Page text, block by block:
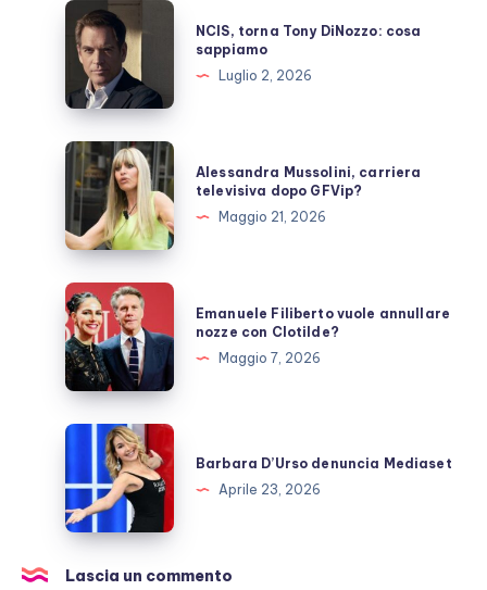
NCIS,
torna
Tony
DiNozzo:
cosa
sappiamo
NCIS, torna Tony DiNozzo: cosa
sappiamo
Luglio 2, 2026
Alessandra
Mussolini,
carriera
televisiva
dopo
GFVip?
Alessandra Mussolini, carriera
televisiva dopo GFVip?
Maggio 21, 2026
Emanuele
Filiberto
vuole
annullare
nozze
con
Clotilde?
Emanuele Filiberto vuole annullare
nozze con Clotilde?
Maggio 7, 2026
Barbara
D’Urso
denuncia
Mediaset
Barbara D’Urso denuncia Mediaset
Aprile 23, 2026
Lascia un commento